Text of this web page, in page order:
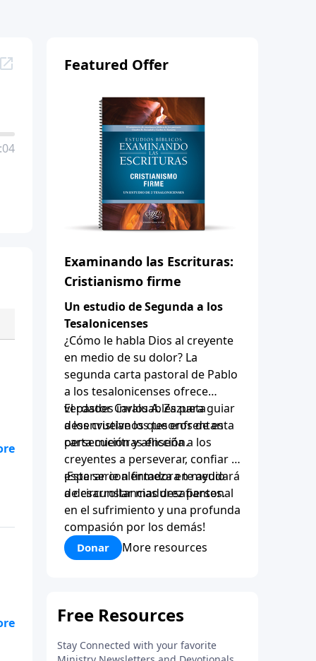
Featured Offer
Examinando las Escrituras:
Cristianismo firme
Un estudio de Segunda a los
Tesalonicenses
¿Cómo le habla Dios al creyente
en medio de su dolor? La
segunda carta pastoral de Pablo
a los tesalonicenses ofrece
verdades invaluables para guiar
a los cristianos que enfrentan
persecución y aflicción.
El pastor Carlos A. Zazueta
desenvuelve los tesoros de esta
carta mientras enseña a los
creyentes a perseverar, confiar y
esperar con firmeza en medio
de circunstancias desafiantes.
¡Esta serie alentadora te ayudará
a desarrollar madurez personal
en el sufrimiento y una profunda
compasión por los demás!
Donar More resources